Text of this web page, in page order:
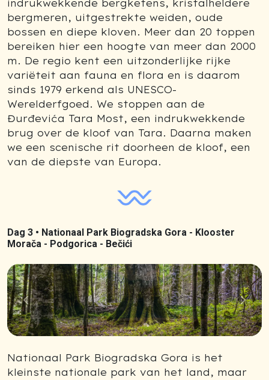
indrukwekkende bergketens, kristalheldere
bergmeren, uitgestrekte weiden, oude
bossen en diepe kloven. Meer dan 20 toppen
bereiken hier een hoogte van meer dan 2000
m. De regio kent een uitzonderlijke rijke
variëteit aan fauna en flora en is daarom
sinds 1979 erkend als UNESCO-
Werelderfgoed. We stoppen aan de
Đurđevića Tara Most, een indrukwekkende
brug over de kloof van Tara. Daarna maken
we een scenische rit doorheen de kloof, een
van de diepste van Europa.
Dag 3 • Nationaal Park Biogradska Gora - Klooster
Morača - Podgorica - Bečići
Previous Next
Nationaal Park Biogradska Gora is het
kleinste nationale park van het land, maar